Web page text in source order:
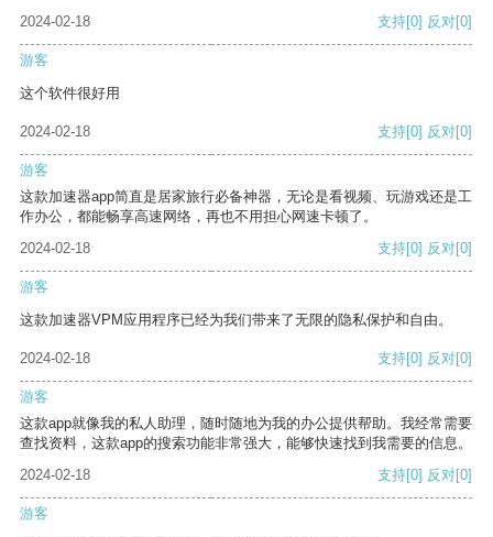
2024-02-18
支持[0] 反对[0]
游客
这个软件很好用
2024-02-18 支持[0] 反对[0]
游客
这款加速器app简直是居家旅行必备神器，无论是看视频、玩游戏还是工
作办公，都能畅享高速网络，再也不用担心网速卡顿了。
2024-02-18
支持[0] 反对[0]
游客
这款加速器VPM应用程序已经为我们带来了无限的隐私保护和自由。
2024-02-18 支持[0] 反对[0]
游客
这款app就像我的私人助理，随时随地为我的办公提供帮助。我经常需要
查找资料，这款app的搜索功能非常强大，能够快速找到我需要的信息。
2024-02-18
支持[0] 反对[0]
游客